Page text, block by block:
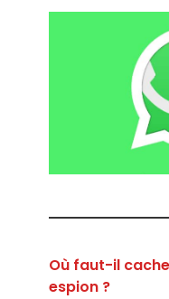
Où faut-il
espion ?